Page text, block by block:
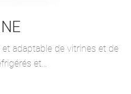
adaptable de vitrines et de
et...